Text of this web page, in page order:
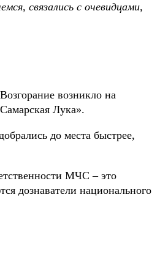
связались с очевидцами,
возникло на
Лука».
до места быстрее,
МЧС – это
дознаватели национального